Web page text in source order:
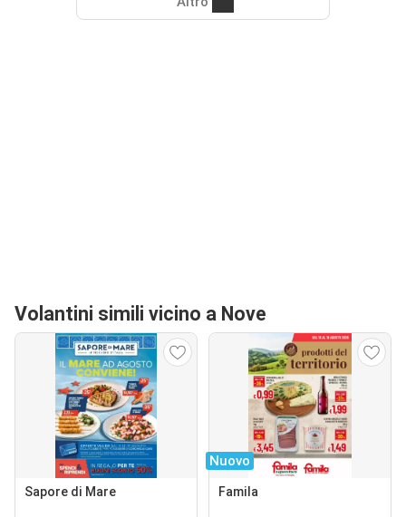
Volantini simili vicino a Nove
Sapore di Mare
Nuovo
Famila